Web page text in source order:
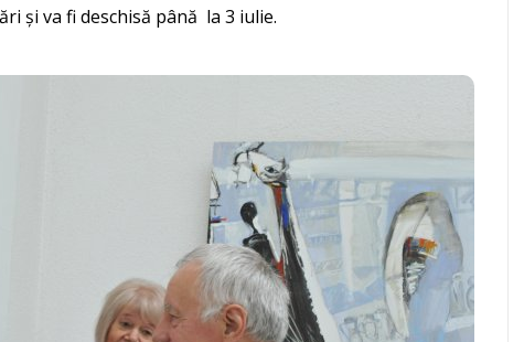
și va fi deschisă până la 3 iulie.